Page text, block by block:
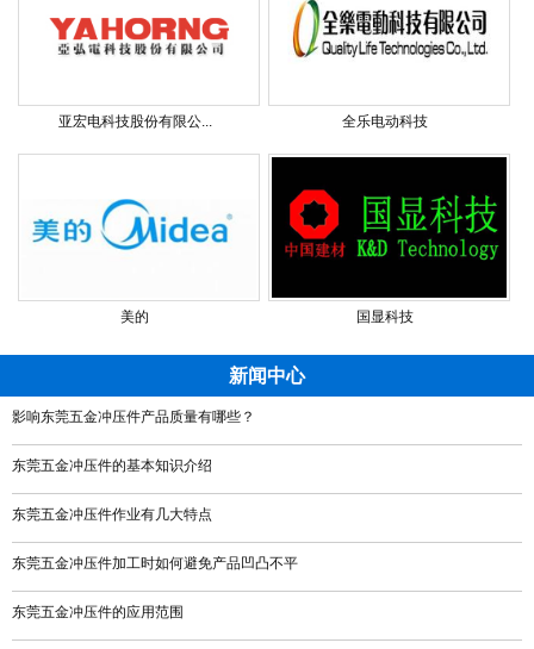
亚宏电科技股份有限公... 全乐电动科技
美的 国显科技
新闻中心
影响东莞五金冲压件产品质量有哪些？
东莞五金冲压件的基本知识介绍
东莞五金冲压件作业有几大特点
东莞五金冲压件加工时如何避免产品凹凸不平
东莞五金冲压件的应用范围